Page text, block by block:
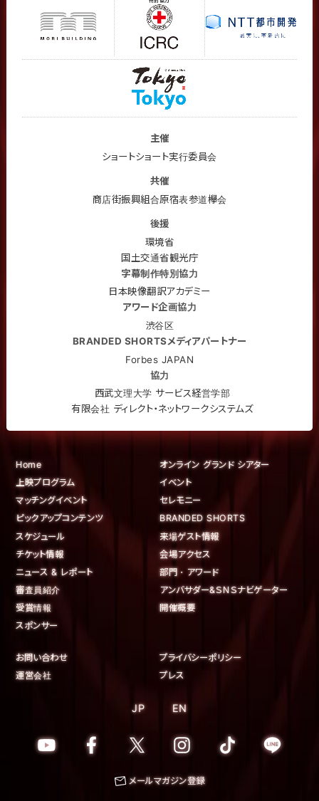
主催
ショートショート実行委員会
共催
商店街振興組合原宿表参道欅会
後援
環境省
国土交通省観光庁
字幕制作特別協力
日本映像翻訳アカデミー
アワード企画協力
渋谷区
BRANDED SHORTSメディアパートナー
Forbes JAPAN
協力
西武文理大学 サービス経営学部
有限会社 ディレクト・ネットワークシステムズ
Home
オンライン グランド シアター
上映プログラム
イベント
マッチングイベント
セレモニー
ピックアップコンテンツ
BRANDED SHORTS
スケジュール
来場ゲスト情報
チケット情報
会場アクセス
ニュース & レポート
部門・アワード
審査員紹介
アンバサダー&ＳＮＳナビゲーター
受賞情報
開催概要
スポンサー
お問い合わせ
プライバシーポリシー
運営会社
プレス
JP EN
メールマガジン登録